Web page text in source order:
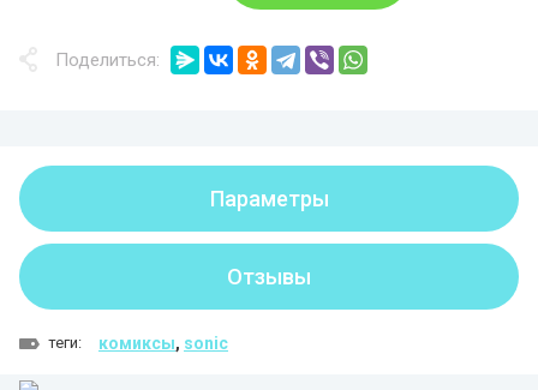
Поделиться:
Параметры
Отзывы
теги: комиксы, sonic